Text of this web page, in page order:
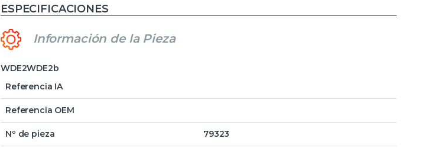
ESPECIFICACIONES
Información de la Pieza
WDE2WDE2b
Referencia IA
Referencia OEM
Nº de pieza 79323